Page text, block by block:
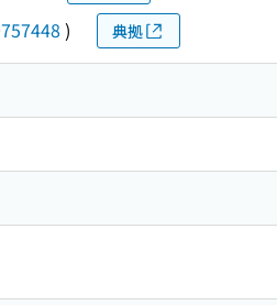
) 典拠